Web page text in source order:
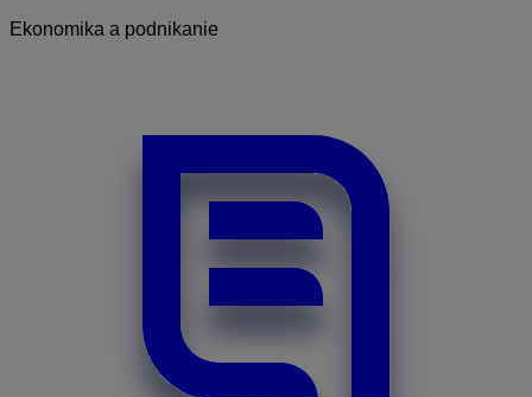
Ekonomika a podnikanie